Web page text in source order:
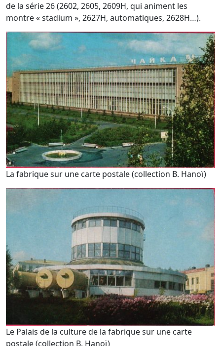
de la série 26 (2602, 2605, 2609H, qui animent les
montre « stadium », 2627H, automatiques, 2628H…).
La fabrique sur une carte postale (collection B. Hanoï)
Le Palais de la culture de la fabrique sur une carte
postale (collection B. Hanoï)